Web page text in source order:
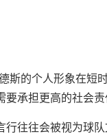
斯的个人形象在短
承担更高的社会责
行往往会被视为球